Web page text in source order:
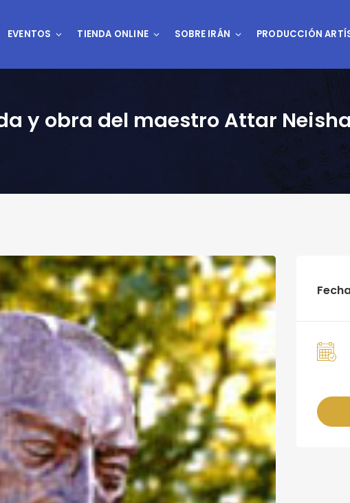
EVENTOS TIENDA ONLINE SOBRE IRÁN PRODUCCIÓN
y obra del maestro Attar